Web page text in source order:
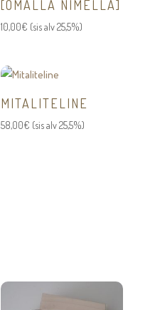
[OMALLA NIMELLÄ]
10,00€ (sis alv 25,5%)
MITALITELINE
58,00€ (sis alv 25,5%)